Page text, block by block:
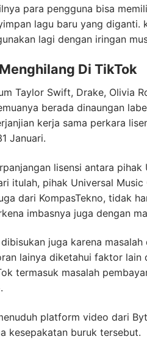
para pengguna bisa
lagu baru yang diganti.
lagi dengan iringan
Di TikTok
Taylor Swift, Drake, Olivia
berada dinaungan
kerja sama perkara
Januari.
lisensi antara pihak
itulah, pihak Universal
dari KompasTekno, tidak
imbasnya juga dengan
juga karena
lainya diketahui faktor lain
termasuk masalah
platform video dari
kesepakatan buruk tersebut.